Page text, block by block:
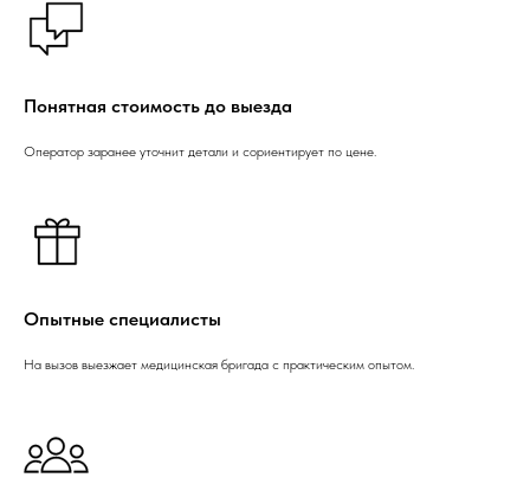
Понятная стоимость до выезда
Оператор заранее уточнит детали и сориентирует по цене.
Опытные специалисты
На вызов выезжает медицинская бригада с практическим опытом.